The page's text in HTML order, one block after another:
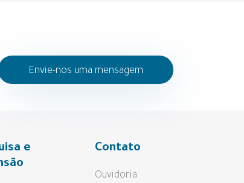
Envie-nos uma mensagem
e
Contato
Ouvidoria